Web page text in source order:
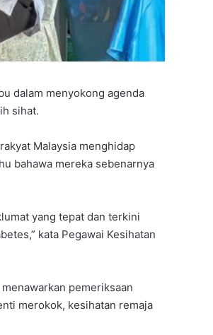
dalam menyokong agenda
sihat.
Malaysia menghidap
bahawa mereka sebenarnya
yang tepat dan terkini
kata Pegawai Kesihatan
pemeriksaan
merokok, kesihatan remaja